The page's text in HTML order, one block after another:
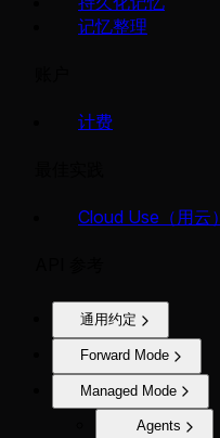
记忆整理
计费
Cloud Use（用云）
通用约定
Forward Mode
Managed Mode
Agents